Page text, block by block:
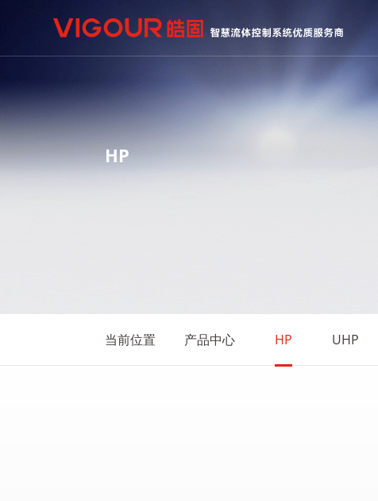
HP
当前位置 产品中心 HP UHP